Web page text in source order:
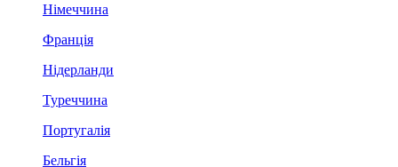
Німеччина
Франція
Нідерланди
Туреччина
Португалія
Бельгія